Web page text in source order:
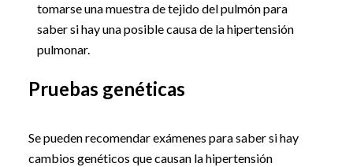
tomarse una muestra de tejido del pulmón para
saber si hay una posible causa de la hipertensión
pulmonar.
Pruebas genéticas
Se pueden recomendar exámenes para saber si hay
cambios genéticos que causan la hipertensión